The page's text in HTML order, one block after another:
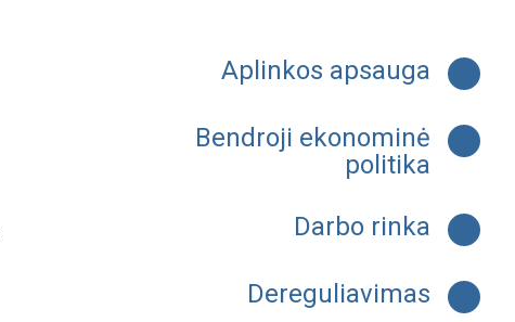
Aplinkos apsauga
Bendroji ekonominė
politika
Darbo rinka
Dereguliavimas